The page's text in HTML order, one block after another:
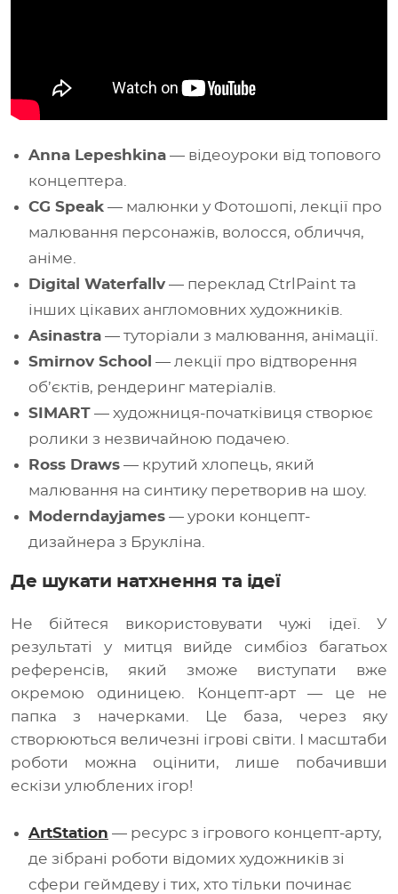
Anna Lepeshkina — відеоуроки від топового
концептера.
CG Speak — малюнки у Фотошопі, лекції про
малювання персонажів, волосся, обличчя,
аніме.
Digital Waterfallv — переклад CtrlPaint та
інших цікавих англомовних художників.
Asinastra — туторіали з малювання, анімації.
Smirnov School — лекції про відтворення
об’єктів, рендеринг матеріалів.
SIMART — художниця-початківиця створює
ролики з незвичайною подачею.
Ross Draws — крутий хлопець, який
малювання на синтику перетворив на шоу.
Moderndayjames — уроки концепт-
дизайнера з Брукліна.
Де шукати натхнення та ідеї
Не бійтеся використовувати чужі ідеї. У
результаті у митця вийде симбіоз багатьох
референсів, який зможе виступати вже
окремою одиницею. Концепт-арт — це не
папка з начерками. Це база, через яку
створюються величезні ігрові світи. І масштаби
роботи можна оцінити, лише побачивши
ескізи улюблених ігор!
ArtStation — ресурс з ігрового концепт-арту,
де зібрані роботи відомих художників зі
сфери геймдеву і тих, хто тільки починає